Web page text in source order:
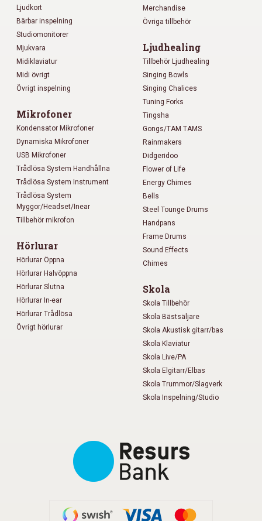
Ljudkort
Bärbar inspelning
Studiomonitorer
Mjukvara
Midiklaviatur
Midi övrigt
Övrigt inspelning
Mikrofoner
Kondensator Mikrofoner
Dynamiska Mikrofoner
USB Mikrofoner
Trådlösa System Handhållna
Trådlösa System Instrument
Trådlösa System
Myggor/Headset/Inear
Tillbehör mikrofon
Hörlurar
Hörlurar Öppna
Hörlurar Halvöppna
Hörlurar Slutna
Hörlurar In-ear
Hörlurar Trådlösa
Övrigt hörlurar
Merchandise
Övriga tillbehör
Ljudhealing
Tillbehör Ljudhealing
Singing Bowls
Singing Chalices
Tuning Forks
Tingsha
Gongs/TAM TAMS
Rainmakers
Didgeridoo
Flower of Life
Energy Chimes
Bells
Steel Tounge Drums
Handpans
Frame Drums
Sound Effects
Chimes
Skola
Skola Tillbehör
Skola Bästsäljare
Skola Akustisk gitarr/bas
Skola Klaviatur
Skola Live/PA
Skola Elgitarr/Elbas
Skola Trummor/Slagverk
Skola Inspelning/Studio